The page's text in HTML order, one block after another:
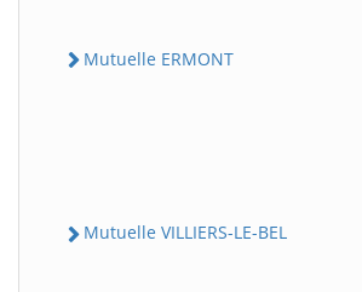
Mutuelle ERMONT
Mutuelle VILLIERS-LE-BEL